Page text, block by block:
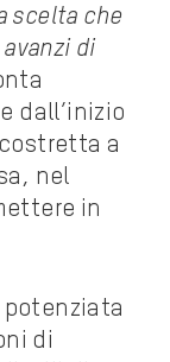
scelta che
di
dall’inizio
a
nel
in
potenziata
di